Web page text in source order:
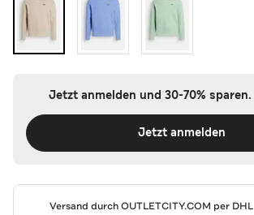
Jetzt anmelden und 30-70% sparen.
Jetzt anmelden
Versand durchOUTLETCITY.COM per DHL